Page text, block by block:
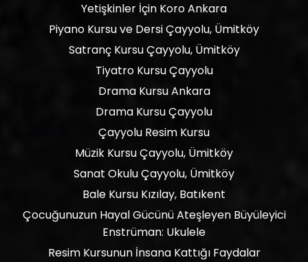
Yetişkinler İçin Koro Ankara
Piyano Kursu ve Dersi Çayyolu, Ümitköy
Satranç Kursu Çayyolu, Ümitköy
Tiyatro Kursu Çayyolu
Drama Kursu Ankara
Drama Kursu Çayyolu
Çayyolu Resim Kursu
Müzik Kursu Çayyolu, Ümitköy
Sanat Okulu Çayyolu, Ümitköy
Bale Kursu Kızılay, Batıkent
Çocuğunuzun Hayal Gücünü Ateşleyen Büyüleyici
Enstrüman: Ukulele
Resim Kursunun İnsana Kattığı Faydalar